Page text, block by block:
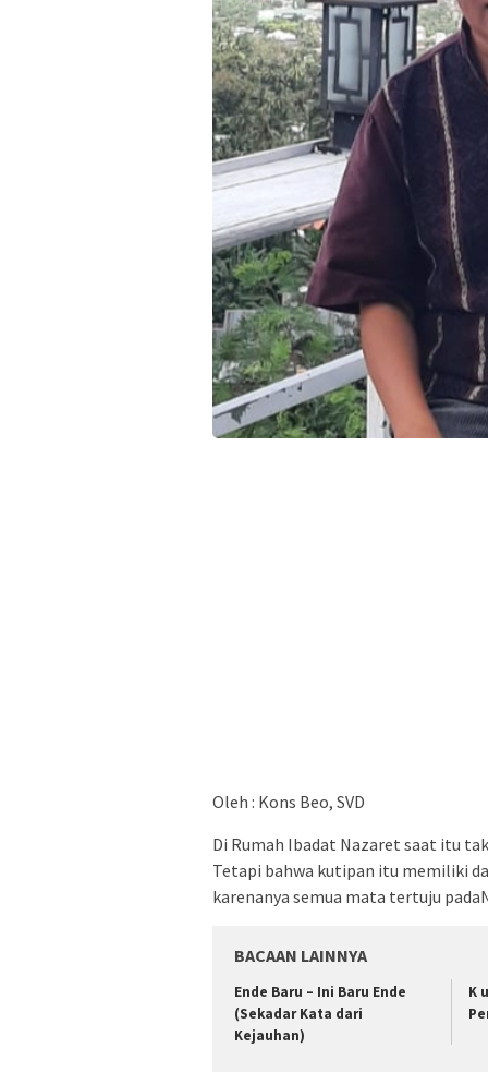
Oleh : Kons Beo, SVD
Di Rumah Ibadat Nazaret saat itu
Tetapi bahwa kutipan itu memiliki
karenanya semua mata tertuju
BACAAN LAINNYA
Ende Baru – Ini Baru Ende
(Sekadar Kata dari
Kejauhan)
K